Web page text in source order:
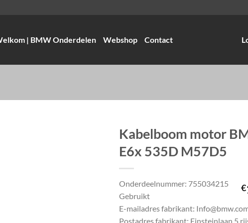
| BMW Onderdelen
Webshop Contact
Kabelboom motor
E6x 535D M57D5
€
Onderdeelnummer: 755034215
Gebruikt
E-mailadres fabrikant:
Postadres fabrikant: Einsteinlaan 5